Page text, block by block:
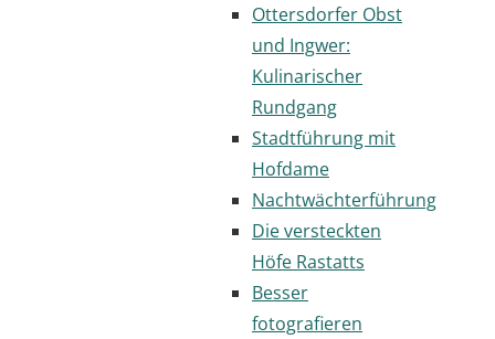
Ottersdorfer Obst
und Ingwer:
Kulinarischer
Rundgang
Stadtführung mit
Hofdame
Nachtwächterführung
Die versteckten
Höfe Rastatts
Besser
fotografieren